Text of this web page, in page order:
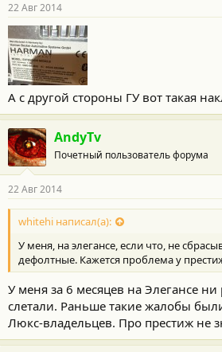
н
о
с
т
и
:
22 Авг 2014
А с другой стороны ГУ вот такая
AndyTv
Почетный пользователь форума
22 Авг 2014
whitehi написал(а):
У меня, на элегансе, если что, не
дефолтные. Кажется проблема у
У меня за 6 месяцев на Элегансе ни
слетали. Раньше такие жалобы
Люкс-владельцев. Про престиж не